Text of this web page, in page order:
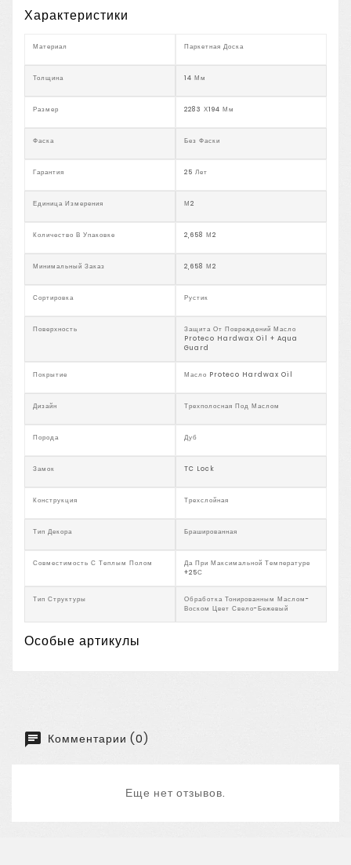
Характеристики
Материал Паркетная Доска
Толщина 14 Мм
Размер 2283 Х194 Мм
Фаска Без Фаски
Гарантия 25 Лет
Единица Измерения М2
Количество В Упаковке 2,658 М2
Минимальный Заказ 2,658 М2
Сортировка Рустик
Поверхность
Защита От Повреждений Масло
Proteco Hardwax Oil + Aqua
Guard
Покрытие Масло Proteco Hardwax Oil
Дизайн Трехполосная Под Маслом
Порода Дуб
Замок TC Lock
Конструкция Трехслойная
Тип Декора Брашированная
Совместимость С Теплым Полом
Да При Максимальной Температуре
+25С
Тип Структуры
Обработка Тонированным Маслом-
Воском Цвет Свело-Бежевый
Особые артикулы
Комментарии (0)
Еще нет отзывов.